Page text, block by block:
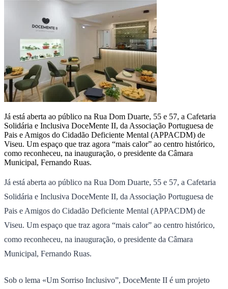
Já está aberta ao público na Rua Dom Duarte, 55 e 57, a Cafetaria
Solidária e Inclusiva DoceMente II, da Associação Portuguesa de
Pais e Amigos do Cidadão Deficiente Mental (APPACDM) de
Viseu. Um espaço que traz agora “mais calor” ao centro histórico,
como reconheceu, na inauguração, o presidente da Câmara
Municipal, Fernando Ruas.
Já está aberta ao público na Rua Dom Duarte, 55 e 57, a Cafetaria
Solidária e Inclusiva DoceMente II, da Associação Portuguesa de
Pais e Amigos do Cidadão Deficiente Mental (APPACDM) de
Viseu. Um espaço que traz agora “mais calor” ao centro histórico,
como reconheceu, na inauguração, o presidente da Câmara
Municipal, Fernando Ruas.
Sob o lema «Um Sorriso Inclusivo”, DoceMente II é um projeto